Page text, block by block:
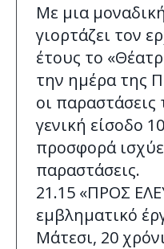
Με μια
γιορτάζει τον
έτους το
την ημέρα της
οι
γενική είσοδο
προσφορά
παραστάσεις.
21.15 «ΠΡΟΣ
εμβληματικό
Μάτεσι, 20